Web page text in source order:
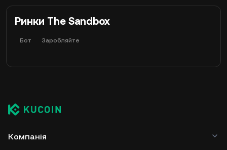
Ринки The Sandbox
Бот Заробляйте
Компанія